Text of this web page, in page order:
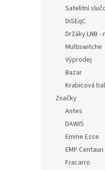
Satelitní
DiSEqC
Držáky LNB
Multiswitche
Výprodej
Bazar
Krabicová
Značky
Antes
DAWIS
Emme Esse
EMP Centauri
Fracarro